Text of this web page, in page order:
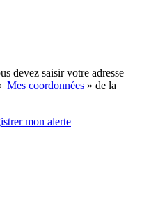
devez saisir votre adresse
Mes coordonnées » de la
mon alerte